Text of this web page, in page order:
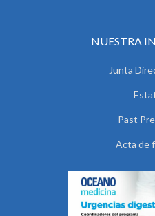
NUESTRA
Junta
Past
Acta de